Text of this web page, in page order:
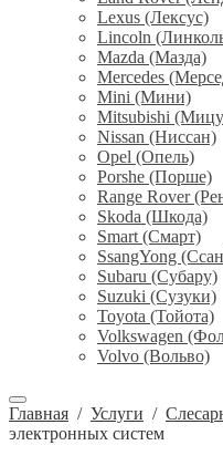
Lexus (Лексус)
Lincoln
Mazda (Мазда)
Mercedes
Mini (Мини)
Mitsubishi
Nissan (Ниссан)
Opel (Опель)
Porshe (Порше)
Range Rover
Skoda (Шкода)
Smart (Смарт)
SsangYong
Subaru (Субару)
Suzuki (Сузуки)
Toyota (Тойота)
Volkswagen
Volvo (Вольво)
Главная / Услуги /
электронных систем